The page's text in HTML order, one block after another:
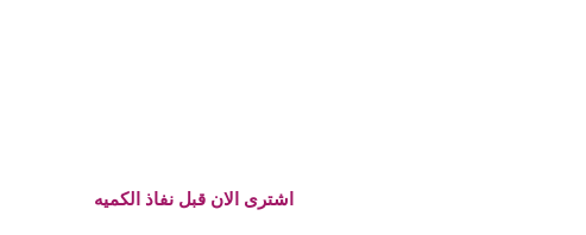
اشترى الان قبل نفاذ الكميه